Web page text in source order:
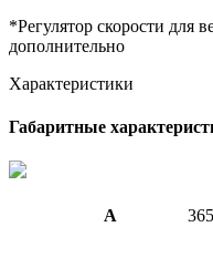
*Регулятор скорости для
дополнительно
Характеристики
Габаритные
A